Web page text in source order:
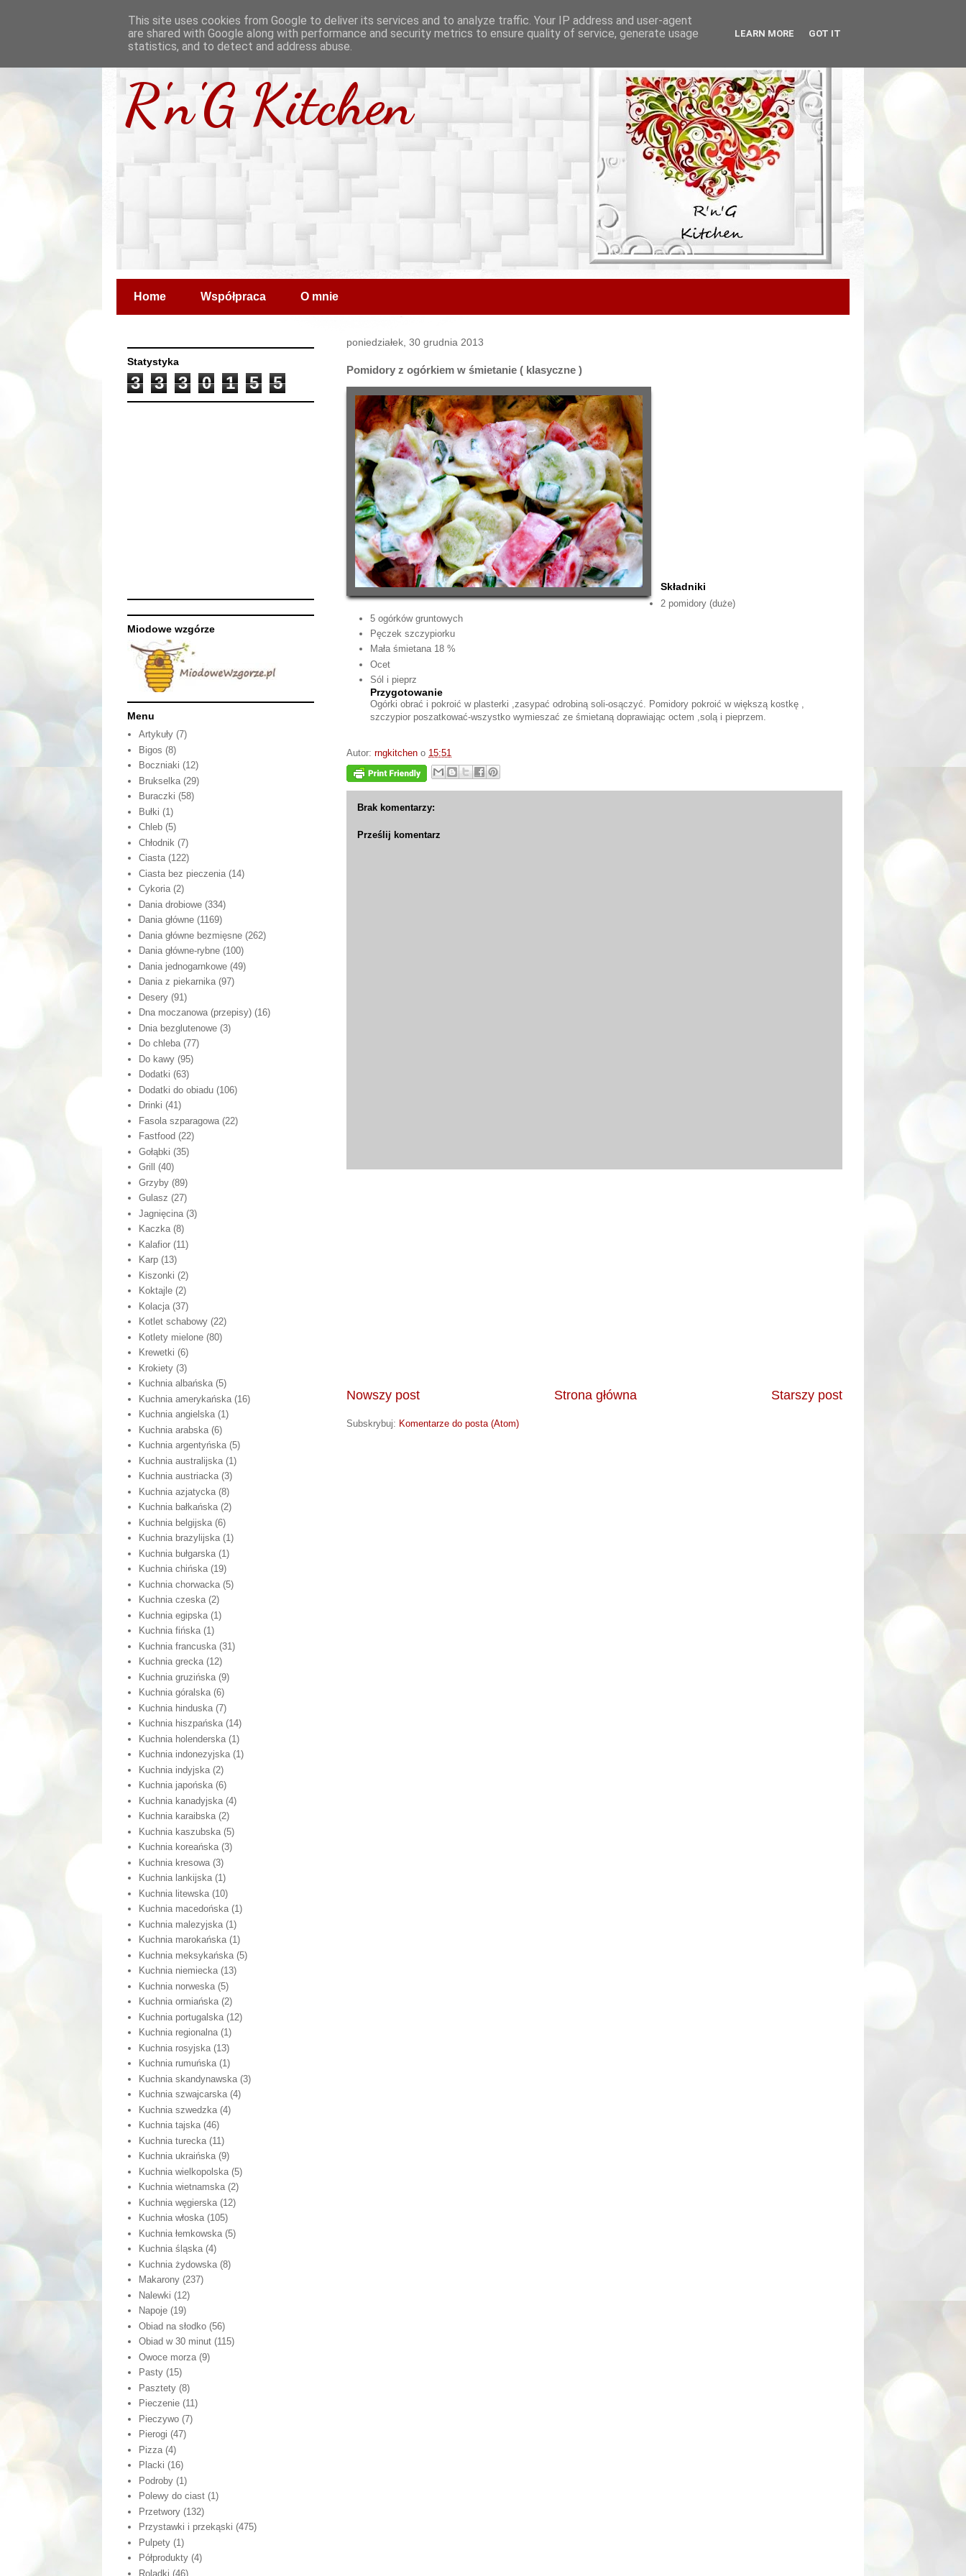
R'n'G Kitchen
Home Współpraca O mnie
poniedziałek, 30 grudnia 2013
Pomidory z ogórkiem w śmietanie ( klasyczne )
Składniki
2 pomidory (duże)
5 ogórków gruntowych
Pęczek szczypiorku
Mała śmietana 18 %
Ocet
Sól i pieprz
Przygotowanie
Ogórki obrać i pokroić w plasterki ,zasypać odrobiną soli-osączyć. Pomidory pokroić w większą kostkę ,
szczypior poszatkować-wszystko wymieszać ze śmietaną doprawiając octem ,solą i pieprzem.
Autor: rngkitchen o 15:51
Brak komentarzy:
Prześlij komentarz
Nowszy post Starszy post
Strona główna
Subskrybuj: Komentarze do posta (Atom)
Statystyka
3 3 3 0 1 5 5
Miodowe wzgórze
Menu
Artykuły (7)
Bigos (8)
Boczniaki (12)
Brukselka (29)
Buraczki (58)
Bułki (1)
Chleb (5)
Chłodnik (7)
Ciasta (122)
Ciasta bez pieczenia (14)
Cykoria (2)
Dania drobiowe (334)
Dania główne (1169)
Dania główne bezmięsne (262)
Dania główne-rybne (100)
Dania jednogarnkowe (49)
Dania z piekarnika (97)
Desery (91)
Dna moczanowa (przepisy) (16)
Dnia bezglutenowe (3)
Do chleba (77)
Do kawy (95)
Dodatki (63)
Dodatki do obiadu (106)
Drinki (41)
Fasola szparagowa (22)
Fastfood (22)
Gołąbki (35)
Grill
(40)
Grzyby (89)
Gulasz (27)
Jagnięcina (3)
Kaczka (8)
Kalafior (11)
Karp (13)
Kiszonki (2)
Koktajle (2)
Kolacja (37)
Kotlet schabowy (22)
Kotlety mielone (80)
Krewetki (6)
Krokiety (3)
Kuchnia albańska (5)
Kuchnia amerykańska (16)
Kuchnia angielska (1)
Kuchnia arabska (6)
Kuchnia argentyńska (5)
Kuchnia australijska (1)
Kuchnia austriacka (3)
Kuchnia azjatycka (8)
Kuchnia bałkańska (2)
Kuchnia belgijska (6)
Kuchnia brazylijska (1)
Kuchnia bułgarska (1)
Kuchnia chińska (19)
Kuchnia chorwacka (5)
Kuchnia czeska (2)
Kuchnia egipska (1)
Kuchnia fińska (1)
Kuchnia francuska (31)
Kuchnia grecka (12)
Kuchnia gruzińska (9)
Kuchnia góralska (6)
Kuchnia hinduska (7)
Kuchnia hiszpańska (14)
Kuchnia holenderska (1)
Kuchnia indonezyjska (1)
Kuchnia indyjska (2)
Kuchnia japońska (6)
Kuchnia kanadyjska (4)
Kuchnia karaibska (2)
Kuchnia kaszubska (5)
Kuchnia koreańska (3)
Kuchnia kresowa (3)
Kuchnia lankijska (1)
Kuchnia litewska (10)
Kuchnia macedońska (1)
Kuchnia malezyjska (1)
Kuchnia marokańska (1)
Kuchnia meksykańska (5)
Kuchnia niemiecka (13)
Kuchnia norweska (5)
Kuchnia ormiańska (2)
Kuchnia portugalska (12)
Kuchnia regionalna (1)
Kuchnia rosyjska (13)
Kuchnia rumuńska (1)
Kuchnia skandynawska (3)
Kuchnia szwajcarska (4)
Kuchnia szwedzka (4)
Kuchnia tajska (46)
Kuchnia turecka (11)
Kuchnia ukraińska (9)
Kuchnia wielkopolska (5)
Kuchnia wietnamska (2)
Kuchnia węgierska (12)
Kuchnia włoska (105)
Kuchnia łemkowska (5)
Kuchnia śląska (4)
Kuchnia żydowska (8)
Makarony (237)
Nalewki (12)
Napoje (19)
Obiad na słodko (56)
Obiad w 30 minut (115)
Owoce morza (9)
Pasty (15)
Pasztety (8)
Pieczenie (11)
Pieczywo (7)
Pierogi (47)
Pizza (4)
Placki (16)
Podroby (1)
Polewy do ciast (1)
Przetwory (132)
Przystawki i przekąski (475)
Pulpety (1)
Półprodukty (4)
Roladki (46)
This site uses cookies from Google to deliver its services and to analyze traffic. Your IP address and user-agent
are shared with Google along with performance and security metrics to ensure quality of service, generate usage
statistics, and to detect and address abuse.
LEARN MORE GOT IT